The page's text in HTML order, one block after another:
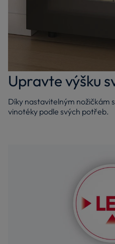
Upravte výšku
Díky nastavitelným nožičkám
vinotéky podle svých potřeb.